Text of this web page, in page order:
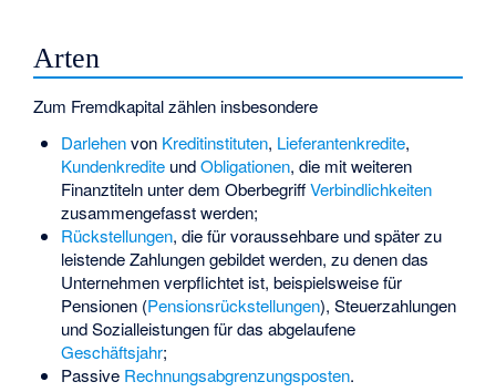
Arten
Zum Fremdkapital zählen insbesondere
Darlehenvon Kreditinstituten, Lieferantenkredite,
KundenkrediteundObligationen, die mit weiteren
Finanztiteln unter dem OberbegriffVerbindlichkeiten
zusammengefasst werden;
Rückstellungen, die für voraussehbare und später zu
leistende Zahlungen gebildet werden, zu denen das
Unternehmen verpflichtet ist, beispielsweise für
Pensionen (Pensionsrückstellungen), Steuerzahlungen
und Sozialleistungen für das abgelaufene
Geschäftsjahr;
Passive Rechnungsabgrenzungsposten.